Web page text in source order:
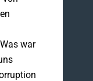
war